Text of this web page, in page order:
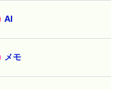
AI
メモ